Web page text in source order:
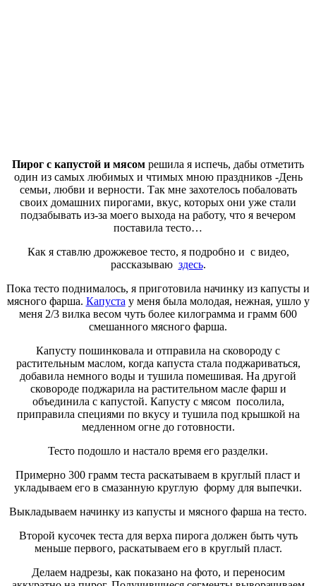
Пирог с капустой и мясом решила я испечь, дабы отметить
один из самых любимых и чтимых мною праздников -День
семьи, любви и верности. Так мне захотелось побаловать
своих домашних пирогами, вкус, которых они уже стали
подзабывать из-за моего выхода на работу, что я вечером
поставила тесто…
Как я ставлю дрожжевое тесто, я подробно и с видео,
рассказываю здесь.
Пока тесто поднималось, я приготовила начинку из капусты и
мясного фарша. Капуста у меня была молодая, нежная, ушло у
меня 2/3 вилка весом чуть более килограмма и грамм 600
смешанного мясного фарша.
Капусту пошинковала и отправила на сковороду с
растительным маслом, когда капуста стала поджариваться,
добавила немного воды и тушила помешивая. На другой
сковороде поджарила на растительном масле фарш и
объединила с капустой. Капусту с мясом посолила,
приправила специями по вкусу и тушила под крышкой на
медленном огне до готовности.
Тесто подошло и настало время его разделки.
Примерно 300 грамм теста раскатываем в круглый пласт и
укладываем его в смазанную круглую форму для выпечки.
Выкладываем начинку из капусты и мясного фарша на тесто.
Второй кусочек теста для верха пирога должен быть чуть
меньше первого, раскатываем его в круглый пласт.
Делаем надрезы, как показано на фото, и переносим